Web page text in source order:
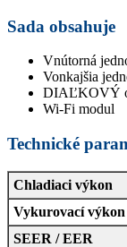
Sada obsahuje
Vnútorná
Vonkajšia
DIAĽKOVÝ
Wi-Fi modul
Technické
Chladiaci výkon
Vykurovací výkon
SEER / EER